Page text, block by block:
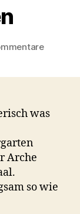
zu
was
Arche
so wie